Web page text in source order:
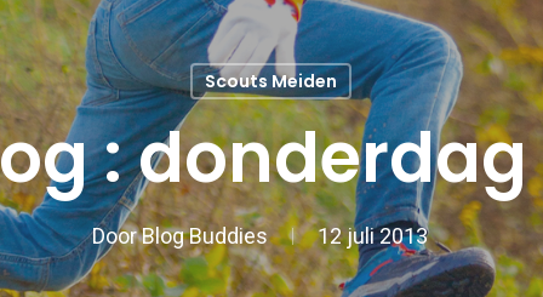
Scouts Meiden
: donderdag
DoorBlog Buddies 12 juli 2013